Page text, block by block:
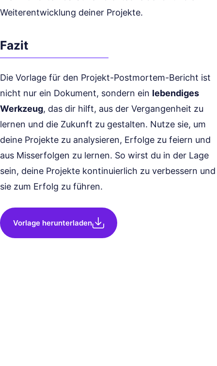
Weiterentwicklung deiner Projekte.
Fazit
Die Vorlage für den Projekt-Postmortem-Bericht ist
nicht nur ein Dokument, sondern ein lebendiges
Werkzeug, das dir hilft, aus der Vergangenheit zu
lernen und die Zukunft zu gestalten. Nutze sie, um
deine Projekte zu analysieren, Erfolge zu feiern und
aus Misserfolgen zu lernen. So wirst du in der Lage
sein, deine Projekte kontinuierlich zu verbessern und
sie zum Erfolg zu führen.
Vorlage herunterladen